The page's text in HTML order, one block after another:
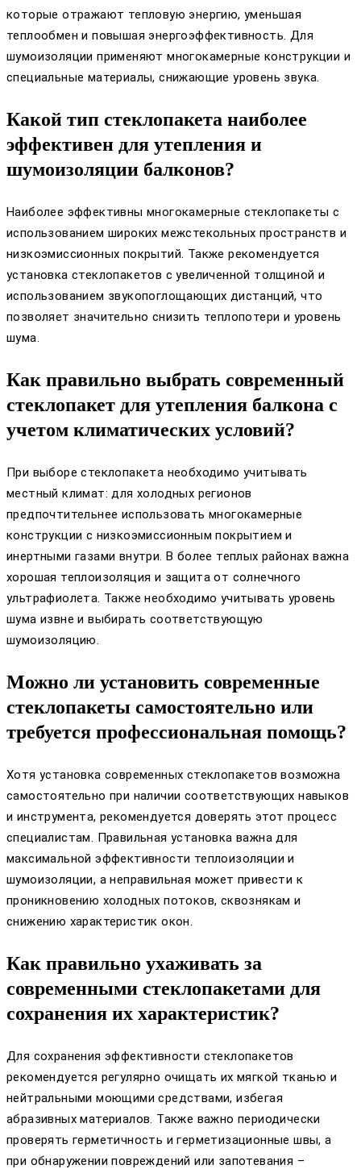
которые отражают тепловую энергию, уменьшая
теплообмен и повышая энергоэффективность. Для
шумоизоляции применяют многокамерные конструкции и
специальные материалы, снижающие уровень звука.
Какой тип стеклопакета наиболее
эффективен для утепления и
шумоизоляции балконов?
Наиболее эффективны многокамерные стеклопакеты с
использованием широких межстекольных пространств и
низкоэмиссионных покрытий. Также рекомендуется
установка стеклопакетов с увеличенной толщиной и
использованием звукопоглощающих дистанций, что
позволяет значительно снизить теплопотери и уровень
шума.
Как правильно выбрать современный
стеклопакет для утепления балкона с
учетом климатических условий?
При выборе стеклопакета необходимо учитывать
местный климат: для холодных регионов
предпочтительнее использовать многокамерные
конструкции с низкоэмиссионным покрытием и
инертными газами внутри. В более теплых районах важна
хорошая теплоизоляция и защита от солнечного
ультрафиолета. Также необходимо учитывать уровень
шума извне и выбирать соответствующую
шумоизоляцию.
Можно ли установить современные
стеклопакеты самостоятельно или
требуется профессиональная помощь?
Хотя установка современных стеклопакетов возможна
самостоятельно при наличии соответствующих навыков
и инструмента, рекомендуется доверять этот процесс
специалистам. Правильная установка важна для
максимальной эффективности теплоизоляции и
шумоизоляции, а неправильная может привести к
проникновению холодных потоков, сквознякам и
снижению характеристик окон.
Как правильно ухаживать за
современными стеклопакетами для
сохранения их характеристик?
Для сохранения эффективности стеклопакетов
рекомендуется регулярно очищать их мягкой тканью и
нейтральными моющими средствами, избегая
абразивных материалов. Также важно периодически
проверять герметичность и герметизационные швы, а
при обнаружении повреждений или запотевания –